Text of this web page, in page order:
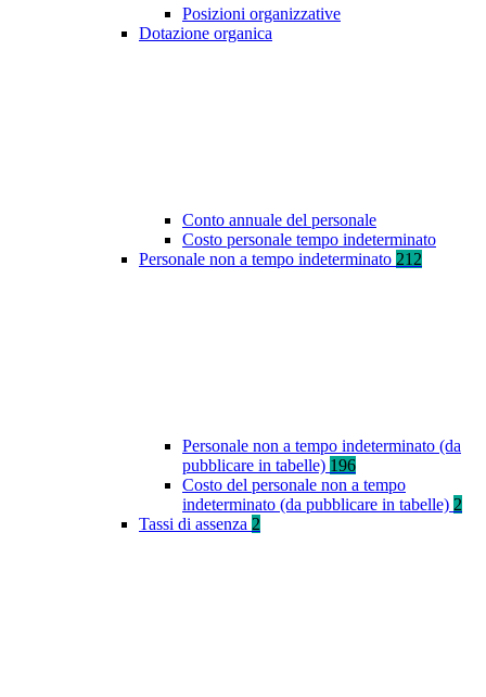
Posizioni organizzative
Dotazione organica
Conto annuale del personale
Costo personale tempo indeterminato
Personale non a tempo indeterminato 212
Personale non a tempo indeterminato (da
pubblicare in tabelle) 196
Costo del personale non a tempo
indeterminato (da pubblicare in tabelle) 2
Tassi di assenza 2